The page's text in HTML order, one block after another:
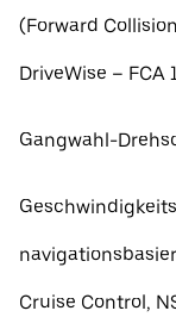
(Forward
DriveWise – FCA
Gangwahl-
Cruise Control,